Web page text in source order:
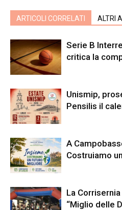
ARTICOLI CORRELATI ALTRI
Serie B
critica la
Unismip,
Pensilis il
A
Costruiamo
La
“Miglio delle